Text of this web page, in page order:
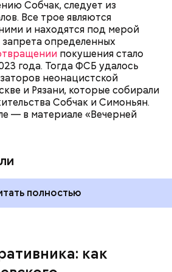
Собчак, следует из
Все трое являются
и находятся под мерой
определенных
покушения стало
года. Тогда ФСБ удалось
неонацистской
и Рязани, которые собирали
Собчак и Симоньян.
— в материале «Вечерней
полностью
как
Александр все отрицал.
из камеры и
говорят о том, что он точно